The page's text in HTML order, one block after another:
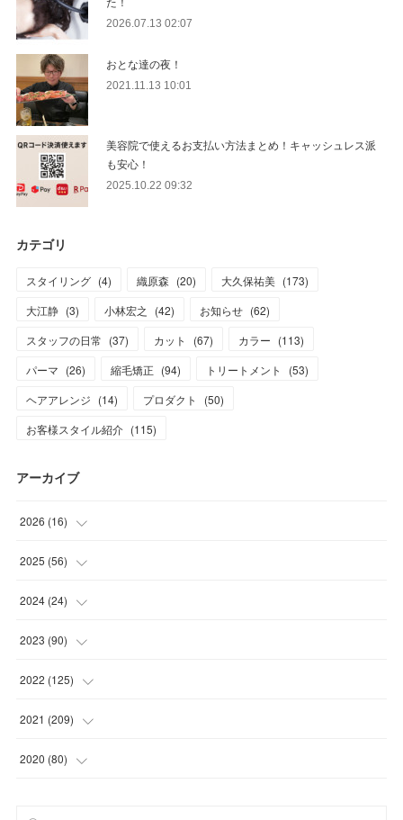
2026.07.13 02:07
おとな達の夜！
2021.11.13 10:01
美容院で使えるお支払い方法まとめ！キャッシュレス派
も安心！
2025.10.22 09:32
カテゴリ
スタイリング (4) 織原森 (20) 大久保祐美 (173)
大江静 (3) 小林宏之 (42) お知らせ (62)
スタッフの日常 (37) カット (67) カラー (113)
パーマ (26) 縮毛矯正 (94) トリートメント (53)
ヘアアレンジ (14) プロダクト (50)
お客様スタイル紹介 (115)
アーカイブ
2026 (16)
(1
(1
(7
(7)
2025 (56)
(5
(11 )
(17
(15
2024 (24)
(1
(1)
(2)
(9
2023 (90)
(12
(17
(16
2022 (125)
(8)
(11 )
2021 (209)
(9
2020 (80)